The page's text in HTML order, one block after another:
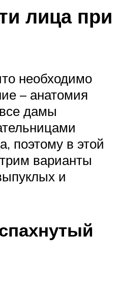
лица при
необходимо
– анатомия
дамы
поэтому в этой
варианты
и